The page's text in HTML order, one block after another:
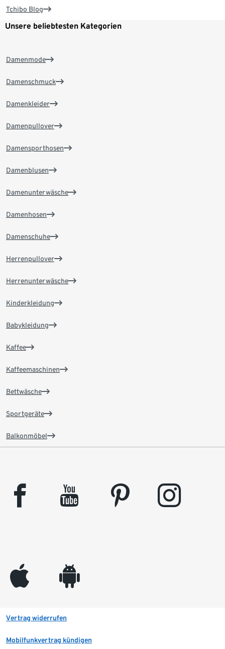
Tchibo Blog
Unsere beliebtesten Kategorien
Damenmode
Damenschmuck
Damenkleider
Damenpullover
Damensporthosen
Damenblusen
Damenunterwäsche
Damenhosen
Damenschuhe
Herrenpullover
Herrenunterwäsche
Kinderkleidung
Babykleidung
Kaffee
Kaffeemaschinen
Bettwäsche
Sportgeräte
Balkonmöbel
facebook youtube pinterest instagram
appleinc android
Vertrag widerrufen
Mobilfunkvertrag kündigen